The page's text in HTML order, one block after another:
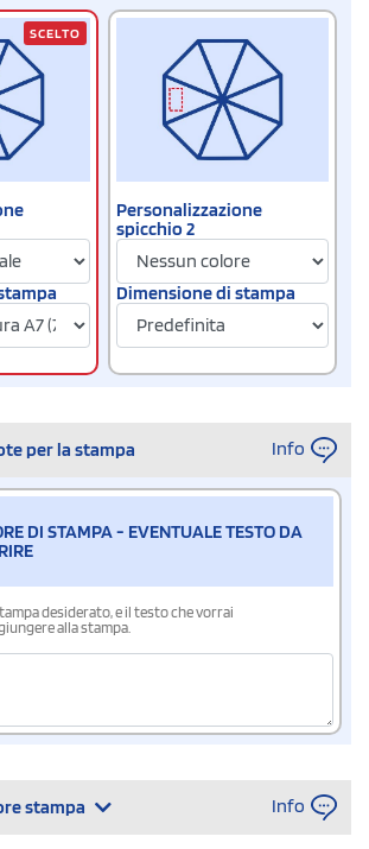
SCELTO
Personalizzazione
spicchio 2
Dimensione di stampa
per la stampa Info
DI STAMPA - EVENTUALE TESTO DA
desiderato, e il testo che vorrai
alla stampa.
stampa Info